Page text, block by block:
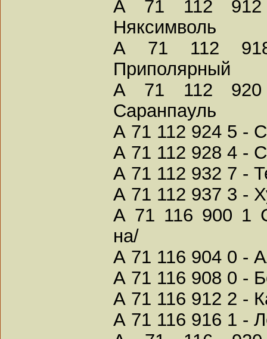
А 71 112 912
Няксимволь
А 71 112
Приполярный
А 71 112 920
Саранпауль
А 71 112 924 5 -
А 71 112 928 4 -
А 71 112 932 7 -
А 71 112 937 3 -
А 71 116 900 1
на/
А 71 116 904 0 -
А 71 116 908 0 -
А 71 116 912 2 -
А 71 116 916 1 -